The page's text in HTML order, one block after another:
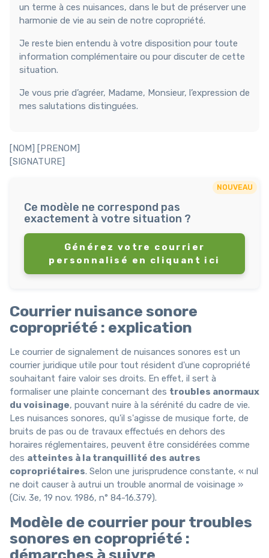
un terme à ces nuisances, dans le but de préserver une
harmonie de vie au sein de notre copropriété.
Je reste bien entendu à votre disposition pour toute
information complémentaire ou pour discuter de cette
situation.
Je vous prie d’agréer, Madame, Monsieur, l’expression de
mes salutations distinguées.
[NOM] [PRENOM]
[SIGNATURE]
NOUVEAU
Ce modèle ne correspond pas
exactement à votre situation ?
Générez votre courrier
personnalisé en cliquant ici
Courrier nuisance sonore
copropriété : explication
Le courrier de signalement de nuisances sonores est un
courrier juridique utile pour tout résident d'une copropriété
souhaitant faire valoir ses droits. En effet, il sert à
formaliser une plainte concernant des troubles anormaux
du voisinage, pouvant nuire à la sérénité du cadre de vie.
Les nuisances sonores, qu'il s'agisse de musique forte, de
bruits de pas ou de travaux effectués en dehors des
horaires réglementaires, peuvent être considérées comme
des atteintes à la tranquillité des autres
copropriétaires. Selon une jurisprudence constante, « nul
ne doit causer à autrui un trouble anormal de voisinage »
(Civ. 3e, 19 nov. 1986, n° 84-16.379).
Modèle de courrier pour troubles
sonores en copropriété :
démarches à suivre